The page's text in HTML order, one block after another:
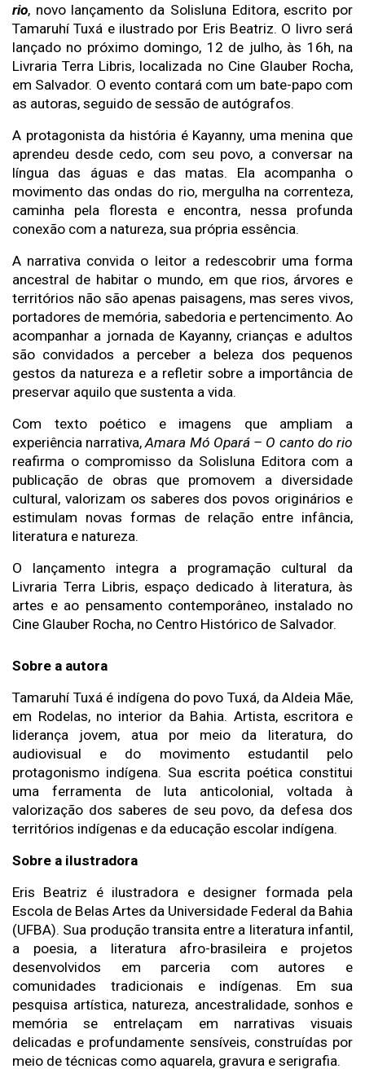
rio, novo lançamento da Solisluna Editora, escrito por
Tamaruhí Tuxá e ilustrado por Eris Beatriz. O livro será
lançado no próximo domingo, 12 de julho, às 16h, na
Livraria Terra Libris, localizada no Cine Glauber Rocha,
em Salvador. O evento contará com um bate-papo com
as autoras, seguido de sessão de autógrafos.
A protagonista da história é Kayanny, uma menina que
aprendeu desde cedo, com seu povo, a conversar na
língua das águas e das matas. Ela acompanha o
movimento das ondas do rio, mergulha na correnteza,
caminha pela floresta e encontra, nessa profunda
conexão com a natureza, sua própria essência.
A narrativa convida o leitor a redescobrir uma forma
ancestral de habitar o mundo, em que rios, árvores e
territórios não são apenas paisagens, mas seres vivos,
portadores de memória, sabedoria e pertencimento. Ao
acompanhar a jornada de Kayanny, crianças e adultos
são convidados a perceber a beleza dos pequenos
gestos da natureza e a refletir sobre a importância de
preservar aquilo que sustenta a vida.
Com texto poético e imagens que ampliam a
experiência narrativa, Amara Mó Opará – O canto do rio
reafirma o compromisso da Solisluna Editora com a
publicação de obras que promovem a diversidade
cultural, valorizam os saberes dos povos originários e
estimulam novas formas de relação entre infância,
literatura e natureza.
O lançamento integra a programação cultural da
Livraria Terra Libris, espaço dedicado à literatura, às
artes e ao pensamento contemporâneo, instalado no
Cine Glauber Rocha, no Centro Histórico de Salvador.
Sobre a autora
Tamaruhí Tuxá é indígena do povo Tuxá, da Aldeia Mãe,
em Rodelas, no interior da Bahia. Artista, escritora e
liderança jovem, atua por meio da literatura, do
audiovisual e do movimento estudantil pelo
protagonismo indígena. Sua escrita poética constitui
uma ferramenta de luta anticolonial, voltada à
valorização dos saberes de seu povo, da defesa dos
territórios indígenas e da educação escolar indígena.
Sobre a ilustradora
Eris Beatriz é ilustradora e designer formada pela
Escola de Belas Artes da Universidade Federal da Bahia
(UFBA). Sua produção transita entre a literatura infantil,
a poesia, a literatura afro-brasileira e projetos
desenvolvidos em parceria com autores e
comunidades tradicionais e indígenas. Em sua
pesquisa artística, natureza, ancestralidade, sonhos e
memória se entrelaçam em narrativas visuais
delicadas e profundamente sensíveis, construídas por
meio de técnicas como aquarela, gravura e serigrafia.